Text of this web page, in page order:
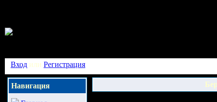
Вход или Регистрация
Навигация